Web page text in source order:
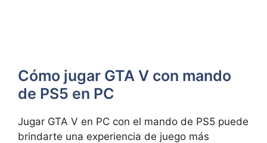
Cómo jugar GTA V con mando
de PS5 en PC
Jugar GTA V en PC con el mando de PS5 puede
brindarte una experiencia de juego más